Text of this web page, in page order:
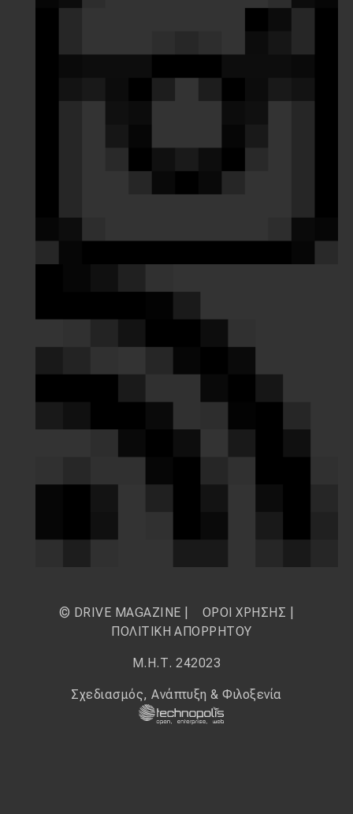
© DRIVE MAGAZINE | ΟΡΟΙ ΧΡΗΣΗΣ
ΠΟΛΙΤΙΚΗ ΑΠΟΡΡΗΤΟΥ
Μ.Η.Τ. 242023
Σχεδιασμός, Ανάπτυξη & Φιλοξενία